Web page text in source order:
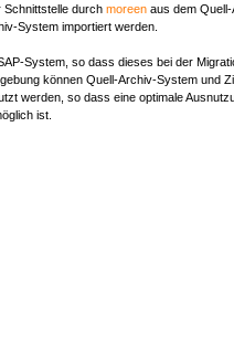
durch moreenaus dem Quell-
System importiert werden.
-System, so dass dieses bei der
können Quell-Archiv-System und
werden, so dass eine optimale
ist.